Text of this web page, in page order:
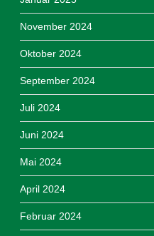
November 2024
Oktober 2024
September 2024
Juli 2024
Juni 2024
Mai 2024
April 2024
Februar 2024